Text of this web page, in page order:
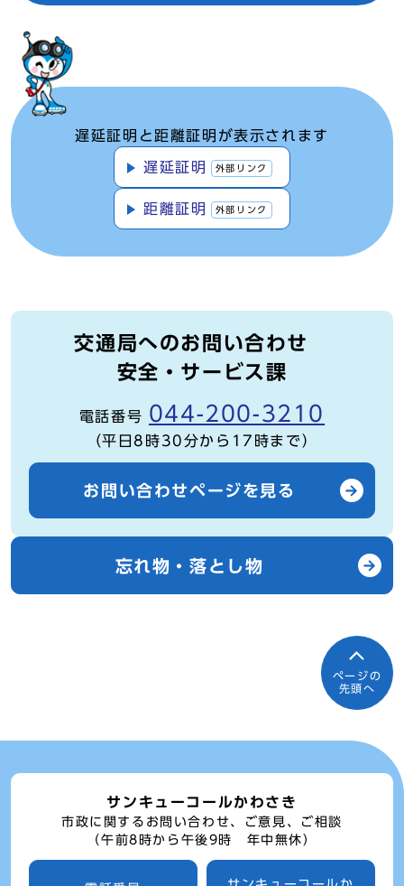
遅延証明と距離証明が表示されます
遅延証明 外部リンク
距離証明 外部リンク
交通局へのお問い合わせ
安全・サービス課
電話番号 044-200-3210
（平日8時30分から17時まで）
お問い合わせページを見る
忘れ物・落とし物
ページの
先頭へ
サンキューコールかわさき
市政に関するお問い合わせ、ご意見、ご相談
（午前8時から午後9時 年中無休）